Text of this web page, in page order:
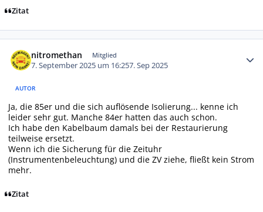
Zitat
nitromethan Mitglied
7. September 2025 um 16:257. Sep 2025
AUTOR
Ja, die 85er und die sich auflösende Isolierung... kenne ich
leider sehr gut. Manche 84er hatten das auch schon.
Ich habe den Kabelbaum damals bei der Restaurierung
teilweise ersetzt.
Wenn ich die Sicherung für die Zeituhr
(Instrumentenbeleuchtung) und die ZV ziehe, fließt kein Strom
mehr.
Zitat